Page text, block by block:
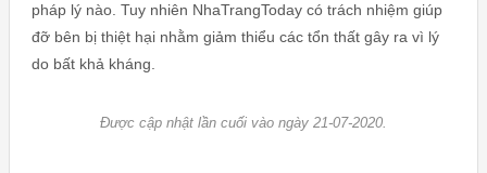
pháp lý nào. Tuy nhiên NhaTrangToday có trách nhiệm giúp
đỡ bên bị thiệt hại nhằm giảm thiểu các tổn thất gây ra vì lý
do bất khả kháng.
Được cập nhật lần cuối vào ngày 21-07-2020.